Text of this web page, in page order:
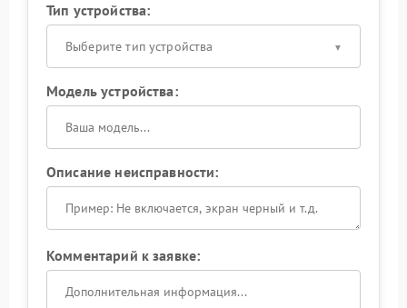
Тип устройства:
Выберите тип устройства
Модель устройства:
Описание неисправности:
Комментарий к заявке: